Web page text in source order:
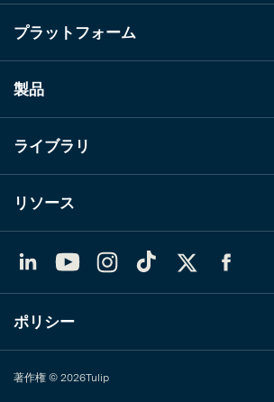
プラットフォーム
製品
ライブラリ
リソース
YouTubeInstagram
TikTok
ポリシー
著作権 © 2026Tulip